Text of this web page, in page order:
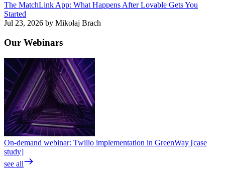
The MatchLink App: What Happens After Lovable Gets You
Started
Jul 23, 2026 by Mikołaj Brach
Our Webinars
On-demand webinar: Twilio implementation in GreenWay [case
study]
see all